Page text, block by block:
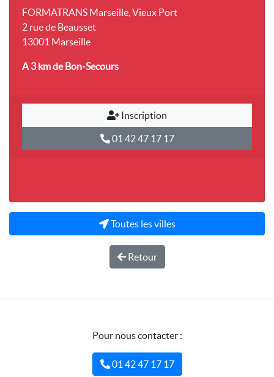
FORMATRANS Marseille, Vieux Port
2 rue de Beausset
13001 Marseille
A 3 kmde Bon-Secours
Inscription
01 42 47 17 17
Toutes les villes
Retour
Pour nous contacter :
01 42 47 17 17